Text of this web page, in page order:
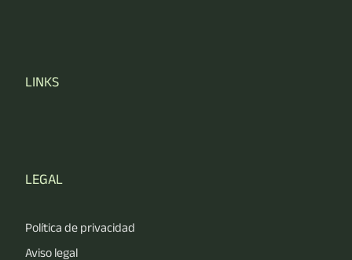
LINKS
LEGAL
Política de privacidad
Aviso legal